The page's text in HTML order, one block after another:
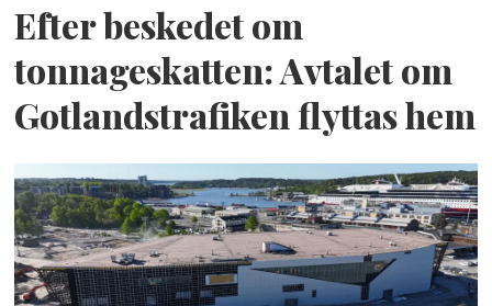
Efter beskedet om
tonnageskatten: Avtalet om
Gotlandstrafiken flyttas hem